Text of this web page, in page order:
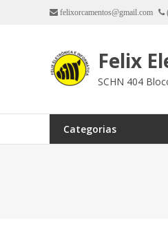
felixorcamentos@gmail.com
Felix
SCHN 404
Categorias